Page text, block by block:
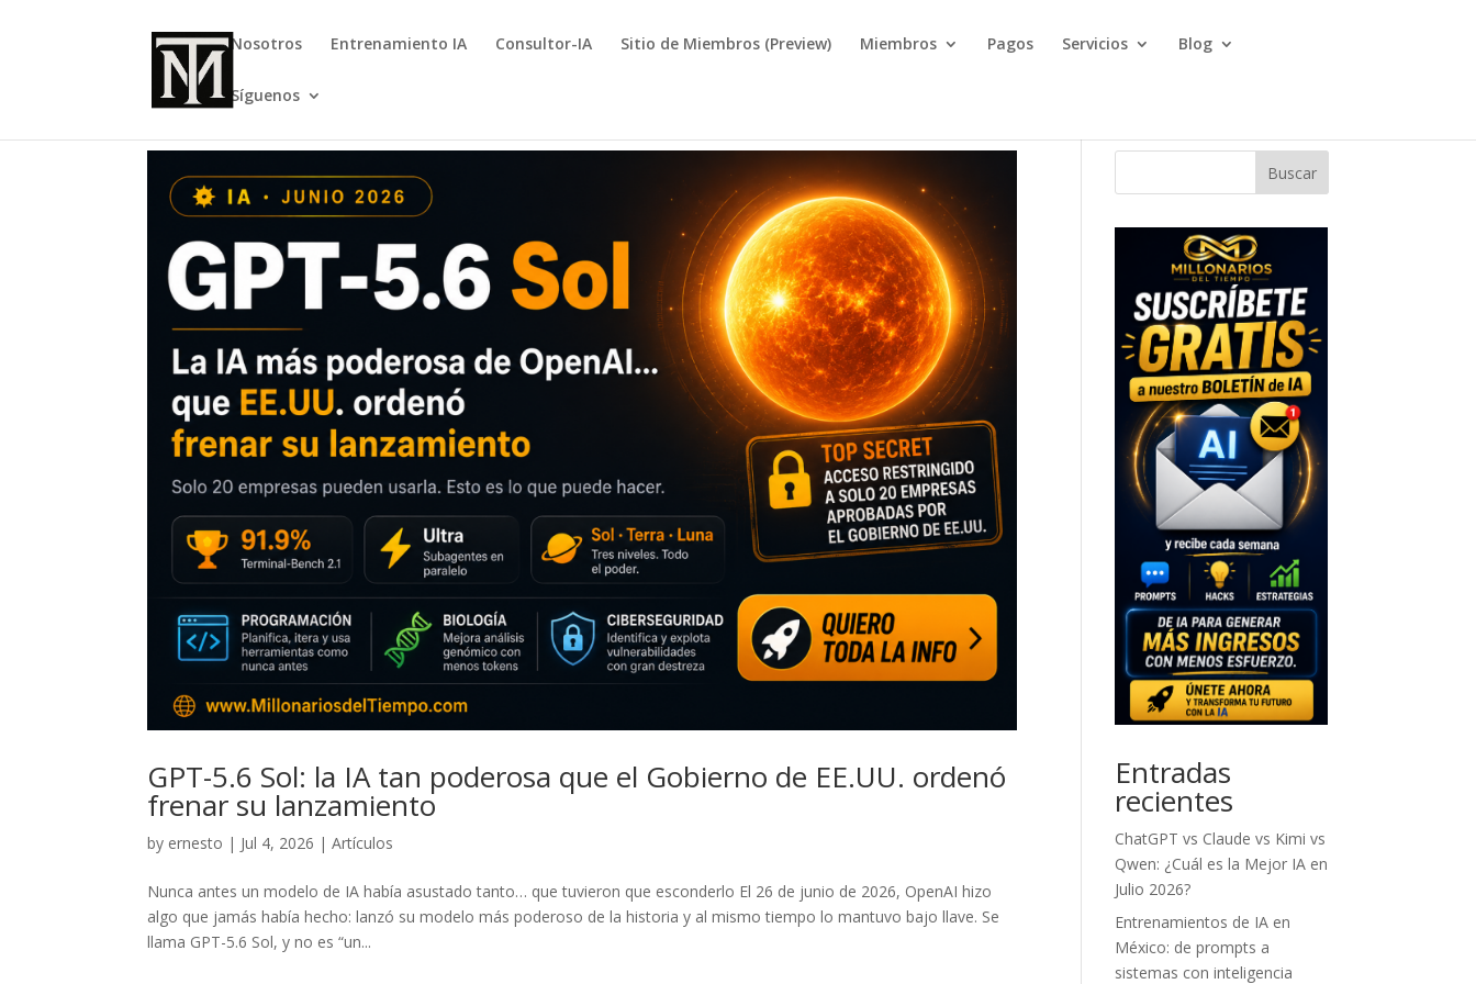
Nosotros Entrenamiento IA Consultor-IA Sitio de Miembros (Preview) Miembros Pagos Servicios Blog
Síguenos
GPT-5.6 Sol: la IA tan poderosa que el Gobierno de EE.UU. ordenó
frenar su lanzamiento
by ernesto | Jul 4, 2026 |Artículos
Nunca antes un modelo de IA había asustado tanto… que tuvieron que esconderlo El 26 de junio de 2026, OpenAI hizo
algo que jamás había hecho: lanzó su modelo más poderoso de la historia y al mismo tiempo lo mantuvo bajo llave. Se
llama GPT-5.6 Sol, y no es “un...
Buscar
Entradas
recientes
ChatGPT vs Claude vs Kimi vs
Qwen: ¿Cuál es la Mejor IA en
Julio 2026?
Entrenamientos de IA en
México: de prompts a
sistemas con inteligencia